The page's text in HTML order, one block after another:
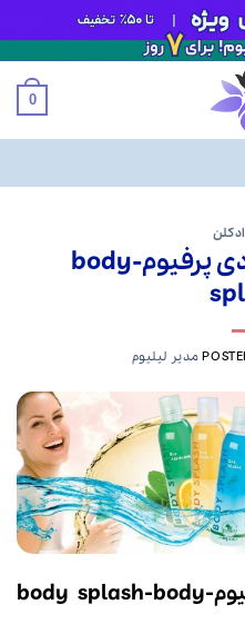
0
بادی اسپلش و بادی پرفیوم-body
مدیر لیلیوم
بادی اسپلش و بادی پرفیوم-body splash-body